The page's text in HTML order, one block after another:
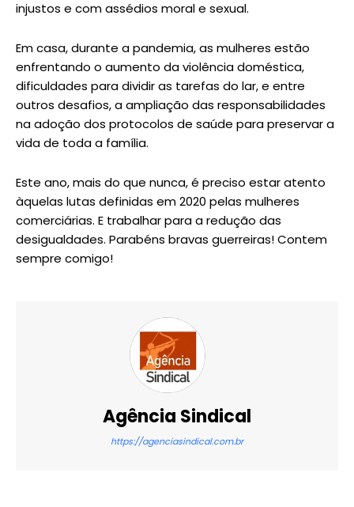
injustos e com assédios moral e sexual.
Em casa, durante a pandemia, as mulheres estão
enfrentando o aumento da violência doméstica,
dificuldades para dividir as tarefas do lar, e entre
outros desafios, a ampliação das responsabilidades
na adoção dos protocolos de saúde para preservar a
vida de toda a família.
Este ano, mais do que nunca, é preciso estar atento
àquelas lutas definidas em 2020 pelas mulheres
comerciárias. E trabalhar para a redução das
desigualdades. Parabéns bravas guerreiras! Contem
sempre comigo!
Agência Sindical
https://agenciasindical.com.br